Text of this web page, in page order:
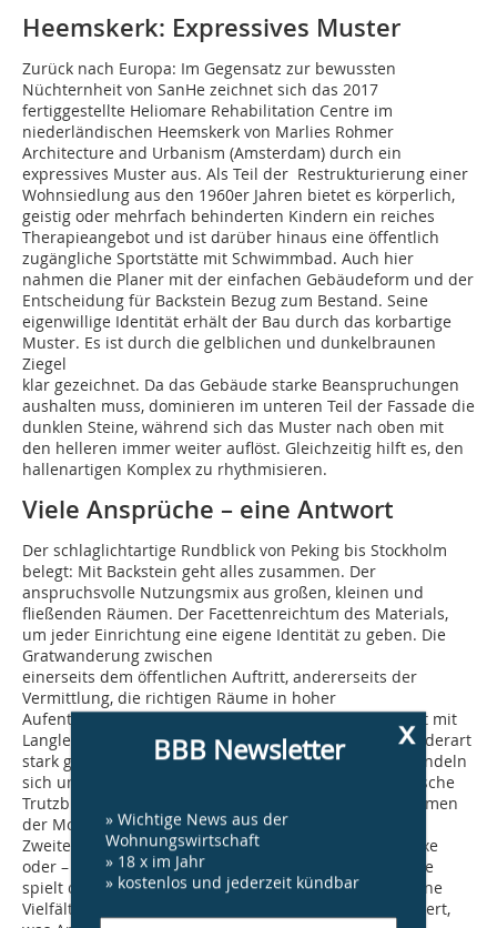
Heemskerk: Expressives Muster
Zurück nach Europa: Im Gegensatz zur bewussten
Nüchternheit von SanHe zeichnet sich das 2017
fertiggestellte Heliomare Rehabilitation Centre im
niederländischen Heemskerk von Marlies Rohmer
Architecture and Urbanism (Amsterdam) durch ein
expressives Muster aus. Als Teil der Restrukturierung einer
Wohnsiedlung aus den 1960er Jahren bietet es körperlich,
geistig oder mehrfach behinderten Kindern ein reiches
Therapieangebot und ist darüber hinaus eine öffentlich
zugängliche Sportstätte mit Schwimmbad. Auch hier
nahmen die Planer mit der einfachen Gebäudeform und der
Entscheidung für Backstein Bezug zum Bestand. Seine
eigenwillige Identität erhält der Bau durch das korbartige
Muster. Es ist durch die gelblichen und dunkelbraunen
Ziegel
klar gezeichnet. Da das Gebäude starke Beanspruchungen
aushalten muss, dominieren im unteren Teil der Fassade die
dunklen Steine, während sich das Muster nach oben mit
den helleren immer weiter auflöst. Gleichzeitig hilft es, den
hallenartigen Komplex zu rhythmisieren.
Viele Ansprüche – eine Antwort
Der schlaglichtartige Rundblick von Peking bis Stockholm
belegt: Mit Backstein geht alles zusammen. Der
anspruchsvolle Nutzungsmix aus großen, kleinen und
fließenden Räumen. Der Facettenreichtum des Materials,
um jeder Einrichtung eine eigene Identität zu geben. Die
Gratwanderung zwischen
einerseits dem öffentlichen Auftritt, andererseits der
Vermittlung, die richtigen Räume in hoher
Aufenthaltsqualität zu bieten. Und Robustheit gepaart mit
Langlebigkeit des Materials, unumgänglich bei einem derart
stark genutzten Bautypus. Pädagogische Konzepte wandeln
sich und damit die Architekturen. Ob eher wilhelminische
Trutzburg oder mit der Reformbewegung und Aufkommen
der Moderne die luftige Pavillonschule, ob nach dem
Zweiten Weltkrieg großformatige Gesamtschulkomplexe
oder – aktuell – das Lernhaus, immer wieder aufs Neue
spielt der Backstein eine seiner Trumpfkarten aus: seine
Vielfältigkeit und Anpassungsfähigkeit. Und untermauert,
x
BBB Newsletter
» Wichtige News aus der
Wohnungswirtschaft
» 18 x im Jahr
» kostenlos und jederzeit kündbar